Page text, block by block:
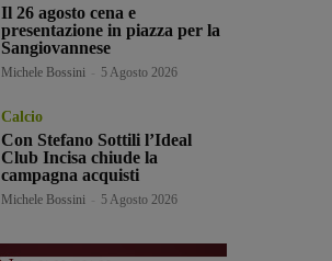
Il 26 agosto cena e
presentazione in piazza per la
Sangiovannese
Michele Bossini 5 Agosto 2026
Calcio
Con Stefano Sottili l’Ideal
Club Incisa chiude la
campagna acquisti
Michele Bossini 5 Agosto 2026